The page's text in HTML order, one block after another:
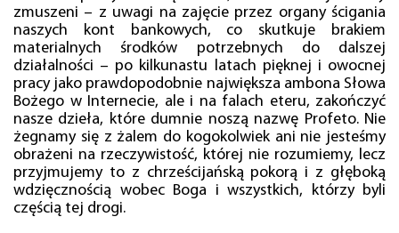
zmuszeni – z uwagi na zajęcie przez organy ścigania
naszych kont bankowych, co skutkuje brakiem
materialnych środków potrzebnych do dalszej
działalności – po kilkunastu latach pięknej i owocnej
pracy jako prawdopodobnie największa ambona Słowa
Bożego w Internecie, ale i na falach eteru, zakończyć
nasze dzieła, które dumnie noszą nazwę Profeto. Nie
żegnamy się z żalem do kogokolwiek ani nie jesteśmy
obrażeni na rzeczywistość, której nie rozumiemy, lecz
przyjmujemy to z chrześcijańską pokorą i z głęboką
wdzięcznością wobec Boga i wszystkich, którzy byli
częścią tej drogi.